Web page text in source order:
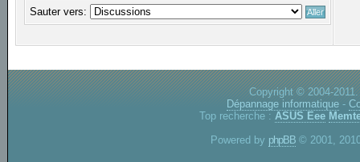
Sauter vers:
Copyright © 2004-
Dépannage informatique -
Top recherche : ASUS Eee
Powered by phpBB © 2001,